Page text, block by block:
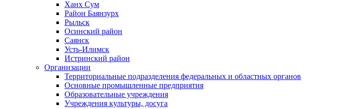
Ханх Сум
Район Баянзурх
Рыльск
Осинский район
Саянск
Усть-Илимск
Истринский район
Организации
Территориальные подразделения федеральных и областных органов
Основные промышленные предприятия
Образовательные учреждения
Учреждения культуры, досуга